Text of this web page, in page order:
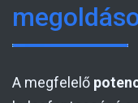
A megfelelő